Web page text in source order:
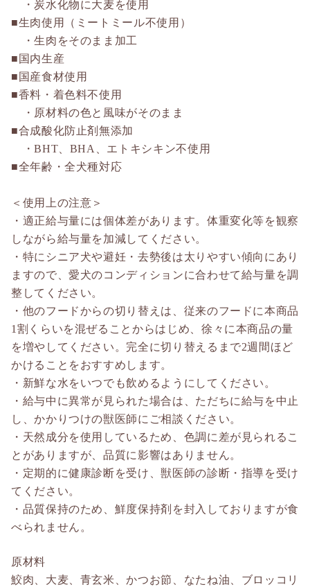
・炭水化物に大麦を使用
■生肉使用（ミートミール不使用）
・生肉をそのまま加工
■国内生産
■国産食材使用
■香料・着色料不使用
・原材料の色と風味がそのまま
■合成酸化防止剤無添加
・BHT、BHA、エトキシキン不使用
■全年齢・全犬種対応
＜使用上の注意＞
・適正給与量には個体差があります。体重変化等を観察
しながら給与量を加減してください。
・特にシニア犬や避妊・去勢後は太りやすい傾向にあり
ますので、愛犬のコンディションに合わせて給与量を調
整してください。
・他のフードからの切り替えは、従来のフードに本商品
1割くらいを混ぜることからはじめ、徐々に本商品の量
を増やしてください。完全に切り替えるまで2週間ほど
かけることをおすすめします。
・新鮮な水をいつでも飲めるようにしてください。
・給与中に異常が見られた場合は、ただちに給与を中止
し、かかりつけの獣医師にご相談ください。
・天然成分を使用しているため、色調に差が見られるこ
とがありますが、品質に影響はありません。
・定期的に健康診断を受け、獣医師の診断・指導を受け
てください。
・品質保持のため、鮮度保持剤を封入しておりますが食
べられません。
原材料
鮫肉、大麦、青玄米、かつお節、なたね油、ブロッコリ